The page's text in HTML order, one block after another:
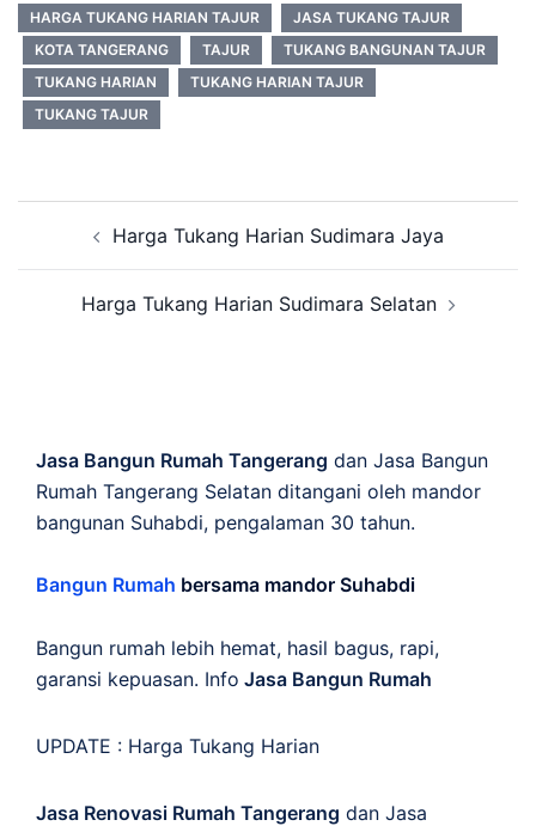
HARGA TUKANG HARIAN TAJUR
JASA TUKANG TAJUR
KOTA TANGERANG
TAJUR
TUKANG BANGUNAN TAJUR
TUKANG HARIAN
TUKANG HARIAN TAJUR
TUKANG TAJUR
navigationHarga Tukang Harian Sudimara Jaya
Harga Tukang Harian Sudimara Selatan
Jasa Bangun Rumah Tangerang dan Jasa Bangun
Rumah Tangerang Selatan ditangani oleh mandor
bangunan Suhabdi, pengalaman 30 tahun.
Bangun Rumah bersama mandor Suhabdi
Bangun rumah lebih hemat, hasil bagus, rapi,
garansi kepuasan. Info Jasa Bangun Rumah
UPDATE : Harga Tukang Harian
Jasa Renovasi Rumah Tangerang dan Jasa